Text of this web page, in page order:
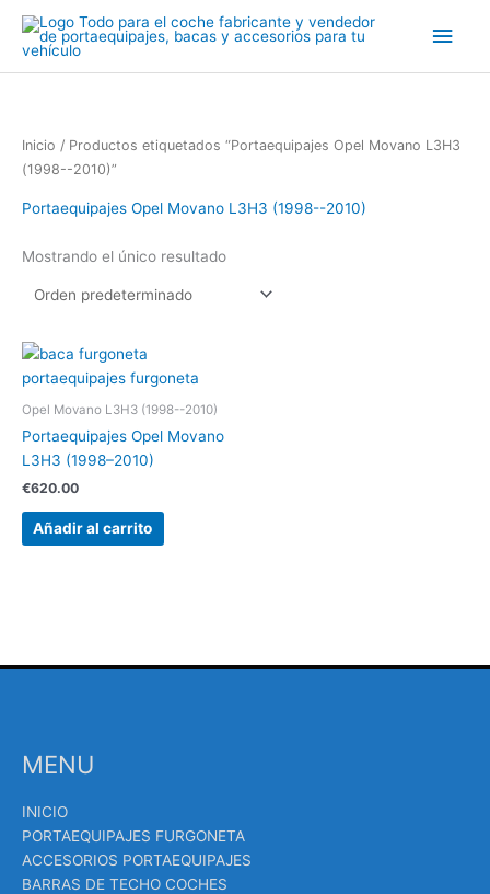
contenido
Inicio / Productos etiquetados “Portaequipajes Opel Movano L3H3
(1998--2010)”
Portaequipajes Opel Movano L3H3 (1998--2010)
Mostrando el único resultado
Opel Movano L3H3 (1998--2010)
Portaequipajes Opel Movano
L3H3 (1998–2010)
€620.00
Añadir al carrito
MENU
INICIO
PORTAEQUIPAJES FURGONETA
ACCESORIOS PORTAEQUIPAJES
BARRAS DE TECHO COCHES